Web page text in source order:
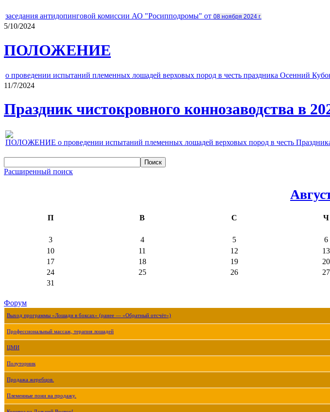
заседания антидопинговой комиссии АО "Росипподромы" от 08 ноября 2024 г.
5/10/2024
ПОЛОЖЕНИЕ
о проведении испытаний племенных лошадей верховых пород в честь праздника Осенний
11/7/2024
Праздник чистокровного коннозаводства в
ПОЛОЖЕНИЕ о проведении испытаний племенных лошадей верховых пород в честь Праздника
Расширенный поиск
П В С Ч
3
4 5 6
10
11 12 13
17
18 19 20
24
25 26 27
31
Форум
Выход программы «Лошади в боксах» (ранее — «Обратный отсчёт»)
Профессиональный массаж, терапия лошадей
ЦМИ
Полуторник
Продажа жеребцов.
Племенные пони на продажу.